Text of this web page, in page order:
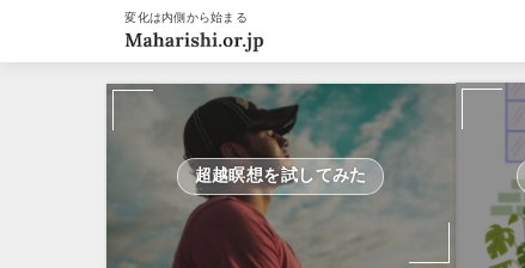
変化は内側から始まる
超越瞑想を試してみた